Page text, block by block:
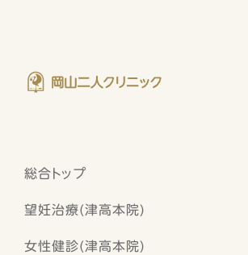
総合トップ
望妊治療(津高本院)
女性健診(津高本院)